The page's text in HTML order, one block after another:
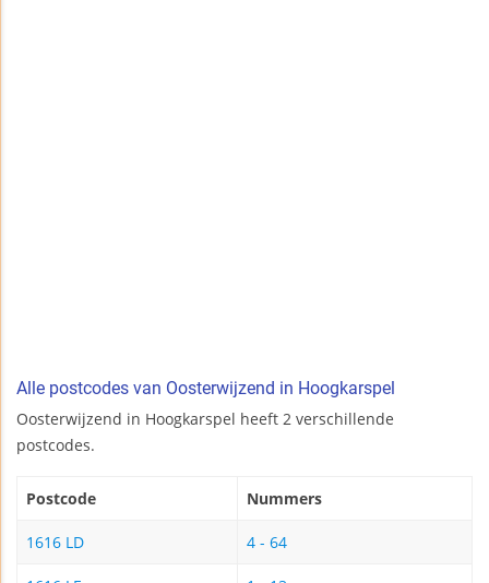
Alle postcodes van Oosterwijzend in Hoogkarspel
Oosterwijzend in Hoogkarspel heeft 2 verschillende
postcodes.
Postcode Nummers
1616 LD 4 - 64